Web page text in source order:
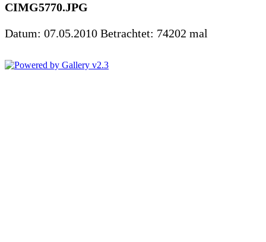
CIMG5770.JPG
Datum: 07.05.2010 Betrachtet: 74202 mal